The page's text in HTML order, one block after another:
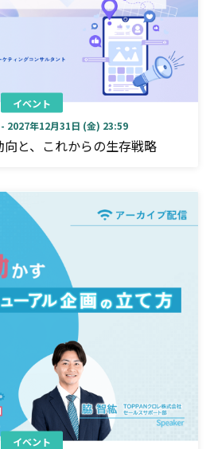
イベント
2027年12月31日 (金) 23:59
と、これからの生存戦略
イベント